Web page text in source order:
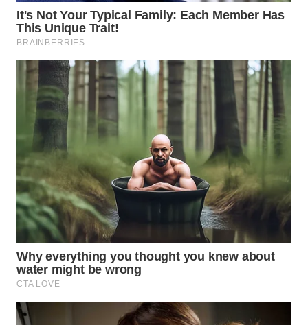
WN
INDRAMAYU
WN
KUNINGAN
WN
MAJALENGKA
WN
SUBANG
WN
SUKABUMI
WN